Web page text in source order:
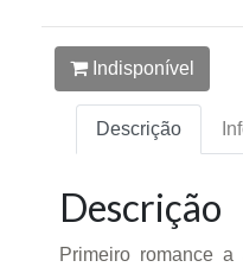
Indisponível
Descrição
Descrição
Primeiro romance